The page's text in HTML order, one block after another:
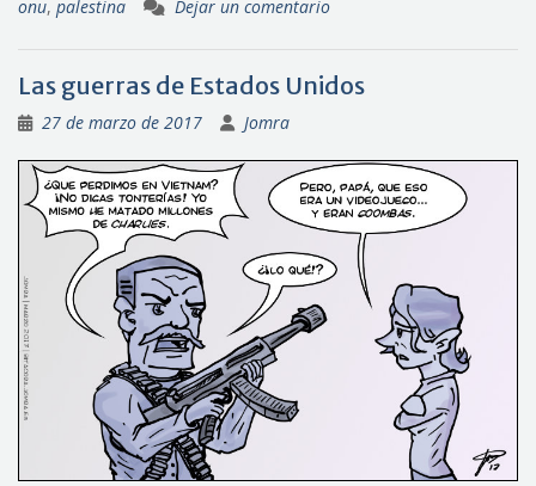
onu, palestina Dejar un comentario
Las guerras de Estados Unidos
27 de marzo de 2017 Jomra